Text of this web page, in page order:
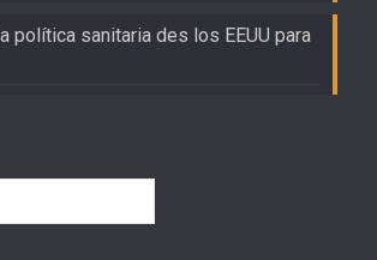
política sanitaria des los EEUU para